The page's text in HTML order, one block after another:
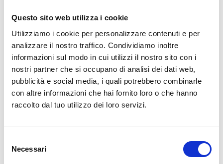
Questo sito web utilizza i cookie
Utilizziamo i cookie per personalizzare contenuti e per
analizzare il nostro traffico. Condividiamo inoltre
informazioni sul modo in cui utilizzi il nostro sito con i
nostri partner che si occupano di analisi dei dati web,
pubblicità e social media, i quali potrebbero combinarle
con altre informazioni che hai fornito loro o che hanno
raccolto dal tuo utilizzo dei loro servizi.
Necessari
Percorso del Paziente
Il percorso diagnostico e terapeutico presso il nostro
centro è strutturato e personalizzato, e prevede:
Valutazione Neurologica Iniziale:
Durante la prima visita, il paziente viene
indagini successive per creare un piano